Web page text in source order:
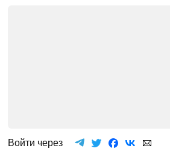
Войти через